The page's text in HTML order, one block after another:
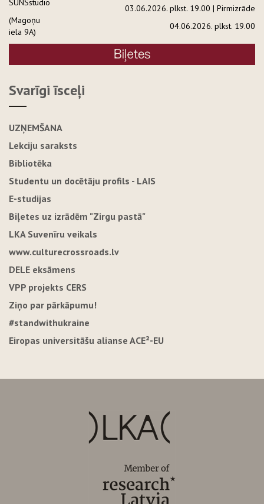
SUNSstudio
(Magoņu
iela 9A)
03.06.2026. plkst. 19.00 | Pirmizrāde
04.06.2026. plkst. 19.00
Svarīgi īsceļi
UZŅEMŠANA
Lekciju saraksts
Bibliotēka
Studentu un docētāju profils - LAIS
E-studijas
Biļetes uz izrādēm "Zirgu pastā"
LKA Suvenīru veikals
www.culturecrossroads.lv
DELE eksāmens
VPP projekts CERS
Ziņo par pārkāpumu!
#standwithukraine
Eiropas universitāšu alianse ACE²-EU